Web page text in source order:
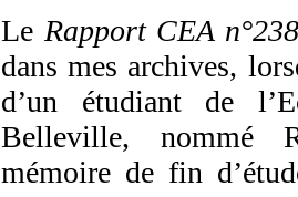
Le Rapport CEA
dans mes archives,
d’un étudiant de
Belleville, nommé
mémoire de fin